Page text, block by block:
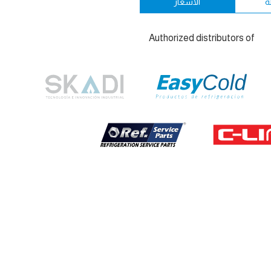
Authorized distributors of